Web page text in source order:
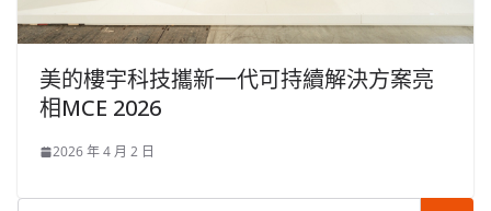
美的樓宇科技攜新一代可持續解決方案亮
相MCE 2026
2026 年 4 月 2 日